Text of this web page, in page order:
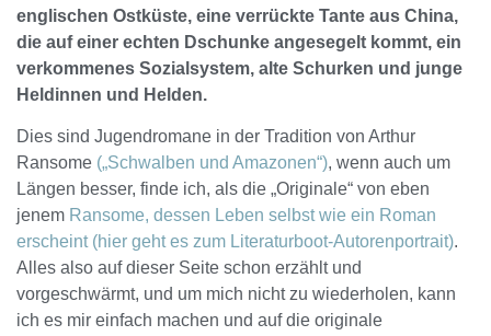
englischen Ostküste, eine verrückte Tante aus China,
die auf einer echten Dschunke angesegelt kommt, ein
verkommenes Sozialsystem, alte Schurken und junge
Heldinnen und Helden.
Dies sind Jugendromane in der Tradition von Arthur
Ransome („Schwalben und Amazonen“), wenn auch um
Längen besser, finde ich, als die „Originale“ von eben
jenem Ransome, dessen Leben selbst wie ein Roman
erscheint (hier geht es zum Literaturboot-Autorenportrait).
Alles also auf dieser Seite schon erzählt und
vorgeschwärmt, und um mich nicht zu wiederholen, kann
ich es mir einfach machen und auf die originale